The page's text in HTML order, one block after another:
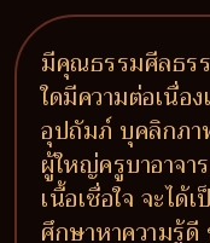
มีคุณธรรมศีลธรร
ใดมีความต่อเนื่อ
อุปถัมภ์ บุคลิกภา
ผู้ใหญ่ครูบาอาจ
เนื้อเชื่อใจ จะได้
ศึกษาหาความรู้